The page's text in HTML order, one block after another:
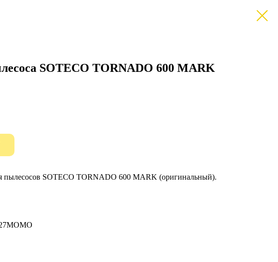
SOTECO TORNADO 600 MARK
пылесосов SOTECO TORNADO 600 MARK (оригинальный).